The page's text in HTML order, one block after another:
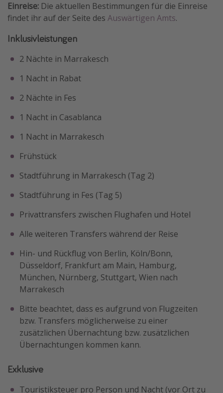
Einreise: Die aktuellen Bestimmungen für die Einreise
findet ihr auf der Seite des Auswärtigen Amts.
Inklusivleistungen
2 Nächte in Marrakesch
1 Nacht in Rabat
2 Nächte in Fes
1 Nacht in Casablanca
1 Nacht in Marrakesch
Frühstück
Stadtführung in Marrakesch (Tag 2)
Stadtführung in Fes (Tag 5)
Privattransfers zwischen Flughafen und Hotel
Alle weiteren Transfers während der Reise
Hin- und Rückflug von Berlin, Köln/Bonn,
Düsseldorf, Frankfurt am Main, Hamburg,
München, Nürnberg, Stuttgart, Wien nach
Marrakesch
Bitte beachtet, dass es aufgrund von Flugzeiten
bzw. Transfers möglicherweise zu einer
zusätzlichen Übernachtung bzw. zusätzlichen
Übernachtungen kommen kann.
Exklusive
Touristiksteuer pro Person und Nacht (vor Ort zu